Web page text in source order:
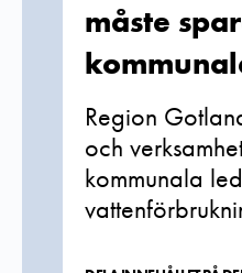
måste
Region
och
kommunala